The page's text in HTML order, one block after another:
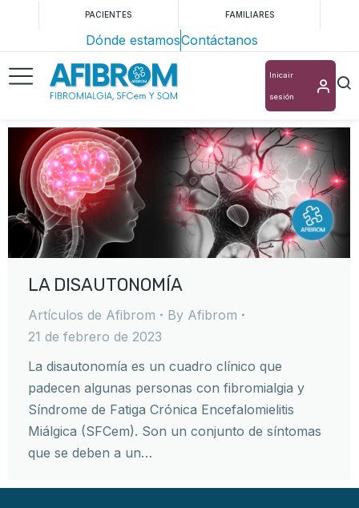
PACIENTES FAMILIARES
Dónde estamosContáctanos
Inicair
sesión
LA DISAUTONOMÍA
Artículos de Afibrom By Afibrom
21 de febrero de 2023
La disautonomía es un cuadro clínico que
padecen algunas personas con fibromialgia y
Síndrome de Fatiga Crónica Encefalomielitis
Miálgica (SFCem). Son un conjunto de síntomas
que se deben a un…